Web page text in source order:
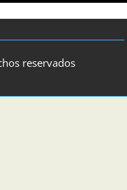
reservados